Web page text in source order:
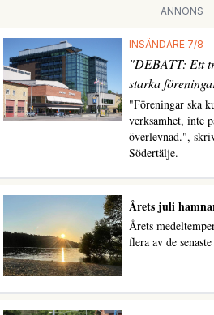
ANNONS
INSÄNDARE 7/8
"DEBATT: Ett
starka
"Föreningar ska
verksamhet, inte
överlevnad.",
Södertälje.
Årets juli
Årets
flera av de